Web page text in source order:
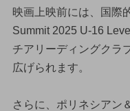
映画上映前には、国際
Summit 2025 U-16
チアリーディングクラ
広げられます。
さらに、ポリネシアン